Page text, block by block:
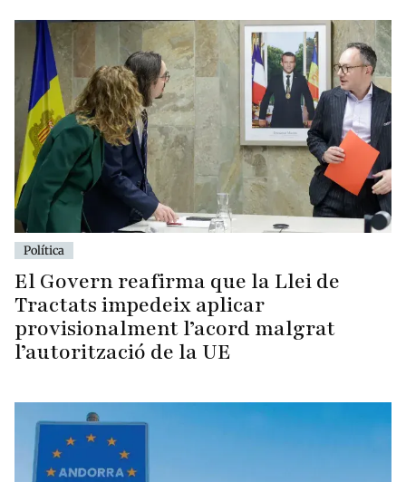
Política
El Govern reafirma que la Llei de
Tractats impedeix aplicar
provisionalment l’acord malgrat
l’autorització de la UE